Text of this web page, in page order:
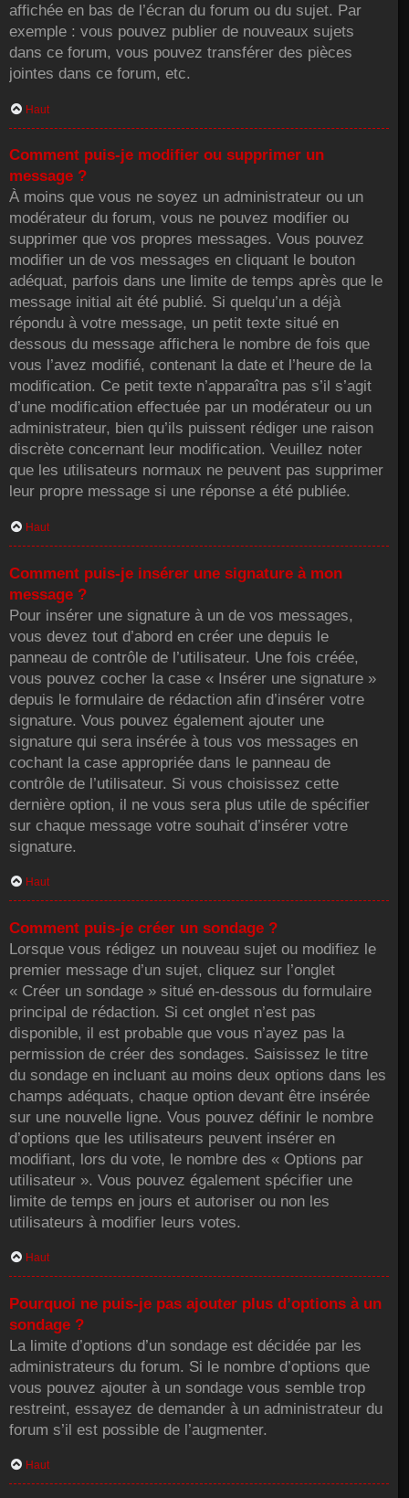
affichée en bas de l’écran du forum ou du sujet. Par
exemple : vous pouvez publier de nouveaux sujets
dans ce forum, vous pouvez transférer des pièces
jointes dans ce forum, etc.
Haut
Comment puis-je modifier ou supprimer un
message ?
À moins que vous ne soyez un administrateur ou un
modérateur du forum, vous ne pouvez modifier ou
supprimer que vos propres messages. Vous pouvez
modifier un de vos messages en cliquant le bouton
adéquat, parfois dans une limite de temps après que le
message initial ait été publié. Si quelqu’un a déjà
répondu à votre message, un petit texte situé en
dessous du message affichera le nombre de fois que
vous l’avez modifié, contenant la date et l’heure de la
modification. Ce petit texte n’apparaîtra pas s’il s’agit
d’une modification effectuée par un modérateur ou un
administrateur, bien qu’ils puissent rédiger une raison
discrète concernant leur modification. Veuillez noter
que les utilisateurs normaux ne peuvent pas supprimer
leur propre message si une réponse a été publiée.
Haut
Comment puis-je insérer une signature à mon
message ?
Pour insérer une signature à un de vos messages,
vous devez tout d’abord en créer une depuis le
panneau de contrôle de l’utilisateur. Une fois créée,
vous pouvez cocher la case « Insérer une signature »
depuis le formulaire de rédaction afin d’insérer votre
signature. Vous pouvez également ajouter une
signature qui sera insérée à tous vos messages en
cochant la case appropriée dans le panneau de
contrôle de l’utilisateur. Si vous choisissez cette
dernière option, il ne vous sera plus utile de spécifier
sur chaque message votre souhait d’insérer votre
signature.
Haut
Comment puis-je créer un sondage ?
Lorsque vous rédigez un nouveau sujet ou modifiez le
premier message d’un sujet, cliquez sur l’onglet
« Créer un sondage » situé en-dessous du formulaire
principal de rédaction. Si cet onglet n’est pas
disponible, il est probable que vous n’ayez pas la
permission de créer des sondages. Saisissez le titre
du sondage en incluant au moins deux options dans les
champs adéquats, chaque option devant être insérée
sur une nouvelle ligne. Vous pouvez définir le nombre
d’options que les utilisateurs peuvent insérer en
modifiant, lors du vote, le nombre des « Options par
utilisateur ». Vous pouvez également spécifier une
limite de temps en jours et autoriser ou non les
utilisateurs à modifier leurs votes.
Haut
Pourquoi ne puis-je pas ajouter plus d’options à un
sondage ?
La limite d’options d’un sondage est décidée par les
administrateurs du forum. Si le nombre d’options que
vous pouvez ajouter à un sondage vous semble trop
restreint, essayez de demander à un administrateur du
forum s’il est possible de l’augmenter.
Haut